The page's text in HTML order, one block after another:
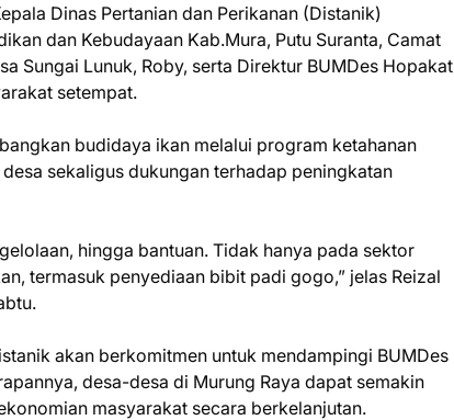
Dinas Pertanian dan Perikanan (Distanik)
dan Kebudayaan Kab.Mura, Putu Suranta, Camat
Sungai Lunuk, Roby, serta Direktur BUMDes Hopakat
setempat.
budidaya ikan melalui program ketahanan
sekaligus dukungan terhadap peningkatan
hingga bantuan. Tidak hanya pada sektor
termasuk penyediaan bibit padi gogo,” jelas Reizal
akan berkomitmen untuk mendampingi BUMDes
desa-desa di Murung Raya dapat semakin
masyarakat secara berkelanjutan.